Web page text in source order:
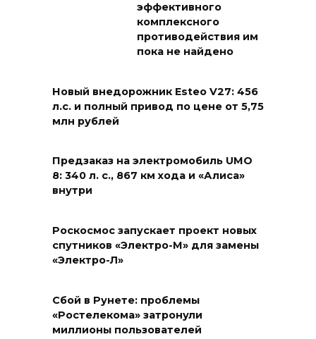
эффективного
комплексного
противодействия им
пока не найдено
Новый внедорожник Esteo V27: 456
л.с. и полный привод по цене от 5,75
млн рублей
Предзаказ на электромобиль UMO
8: 340 л. с., 867 км хода и «Алиса»
внутри
Роскосмос запускает проект новых
спутников «Электро-М» для замены
«Электро-Л»
Сбой в Рунете: проблемы
«Ростелекома» затронули
миллионы пользователей